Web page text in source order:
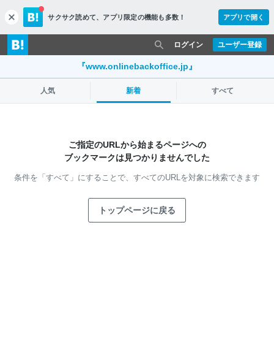
c
l
o
s
サクサク読めて、 アプリ限定の機能も多数！ アプリで開く
ユーザー登録
ログイン
『www.onlinebackoffice.jp』
人気 新着 すべて
ご指定のURLから始まるページへの
ブックマークは見つかりませんでした
条件を「すべて」にすることで、 すべてのURLを対象に検索できます
トップページに戻る